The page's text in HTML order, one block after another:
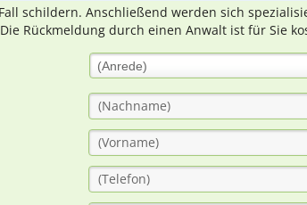
schildern. Anschließend werden sich
Rückmeldung durch einen Anwalt ist für Sie
(Anrede)